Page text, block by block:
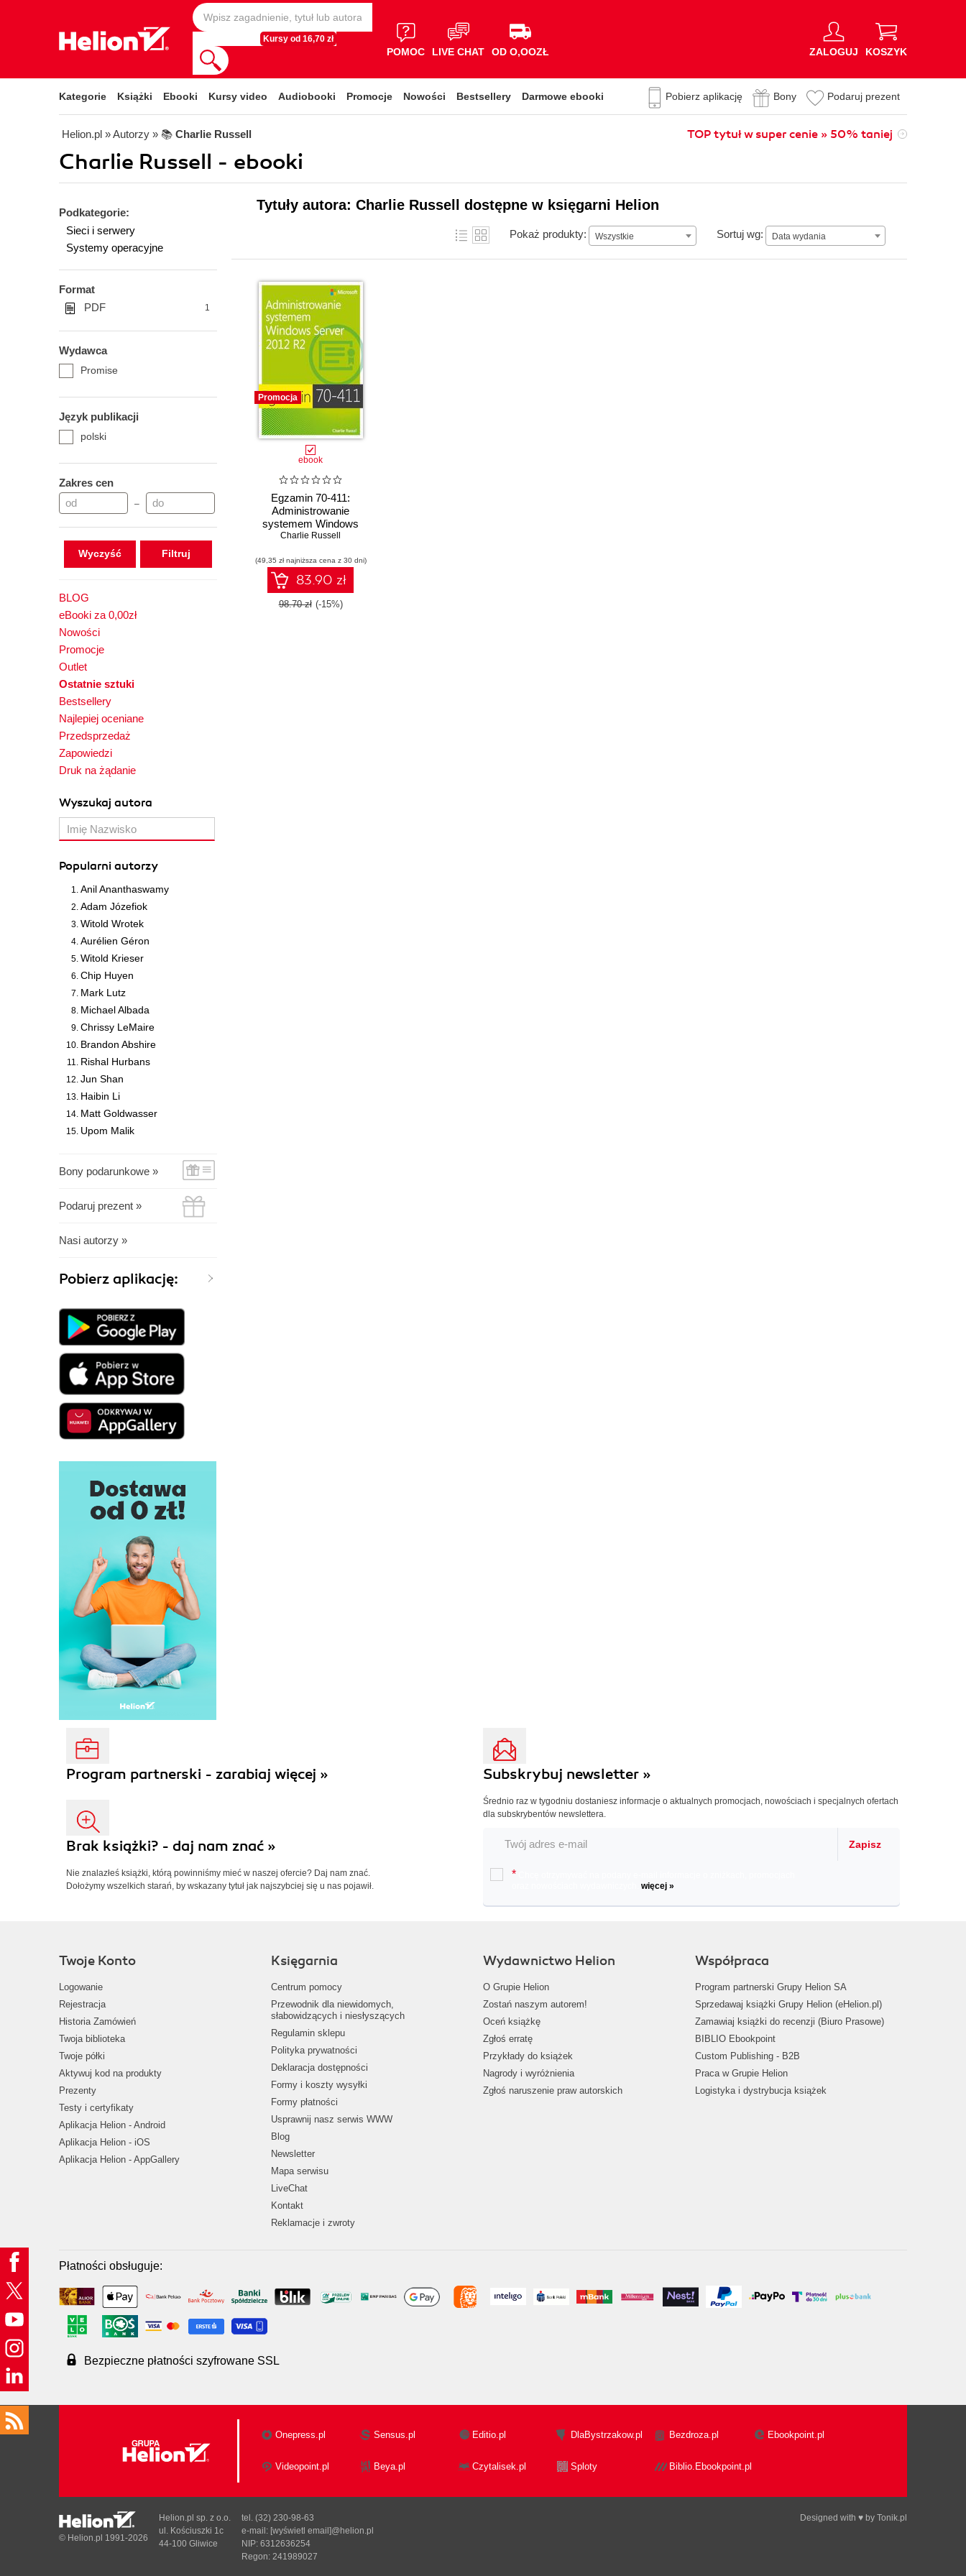
Kursy od 16,70 zł
POMOC LIVE CHAT OD O,OOZŁ ZALOGUJ KOSZYK
Kategorie Książki Ebooki Kursy video Audiobooki Promocje Nowości Bestsellery Darmowe ebooki Pobierz aplikację Bony Podaruj prezent
Helion.pl » Autorzy » 📚 Charlie Russell TOP tytuł w super cenie » 50% taniej
Charlie Russell - ebooki
Podkategorie:
Sieci i serwery
Systemy operacyjne
Format
PDF
1
Wydawca
Promise
Język publikacji
polski
Zakres cen
–
Wyczyść
BLOG
eBooki za 0,00zł
Nowości
Promocje
Outlet
Ostatnie sztuki
Bestsellery
Najlepiej oceniane
Przedsprzedaż
Zapowiedzi
Druk na żądanie
Wyszukaj autora
Popularni autorzy
Anil Ananthaswamy
Adam Józefiok
Witold Wrotek
Aurélien Géron
Witold Krieser
Chip Huyen
Mark Lutz
Michael Albada
Chrissy LeMaire
Brandon Abshire
Rishal Hurbans
Jun Shan
Haibin Li
Matt Goldwasser
Upom Malik
Bony podarunkowe »
Podaruj prezent »
Nasi autorzy »
Pobierz aplikację:
Tytuły autora: Charlie Russell dostępne w księgarni Helion
Pokaż produkty: Wszystkie Sortuj wg: Data wydania
Data wydania
Promocja
ebook
Egzamin 70-411:
Administrowanie
systemem Windows
Server 2012 R2
Charlie Russell
(49,35 zł najniższa cena z 30 dni)
83.90 zł
98.70 zł (-15%)
Program partnerski - zarabiaj więcej »
Brak książki? - daj nam znać »
Nie znalazłeś książki, którą powinniśmy mieć w naszej ofercie? Daj nam znać.
Dołożymy wszelkich starań, by wskazany tytuł jak najszybciej się u nas pojawił.
Subskrybuj newsletter »
Średnio raz w tygodniu dostaniesz informacje o aktualnych promocjach, nowościach i specjalnych ofertach
dla subskrybentów newslettera.
Zapisz
*
więcej »
Twoje Konto
Logowanie
Rejestracja
Historia Zamówień
Twoja biblioteka
Twoje półki
Aktywuj kod na produkty
Prezenty
Testy i certyfikaty
Aplikacja Helion - Android
Aplikacja Helion - iOS
Aplikacja Helion - AppGallery
Księgarnia
Centrum pomocy
Przewodnik dla niewidomych,
słabowidzących i niesłyszących
Regulamin sklepu
Polityka prywatności
Deklaracja dostępności
Formy i koszty wysyłki
Formy płatności
Usprawnij nasz serwis WWW
Blog
Newsletter
Mapa serwisu
LiveChat
Kontakt
Reklamacje i zwroty
Wydawnictwo Helion
O Grupie Helion
Zostań naszym autorem!
Oceń książkę
Zgłoś erratę
Przykłady do książek
Nagrody i wyróżnienia
Zgłoś naruszenie praw autorskich
Współpraca
Program partnerski Grupy Helion SA
Sprzedawaj książki Grupy Helion (eHelion.pl)
Zamawiaj książki do recenzji (Biuro Prasowe)
BIBLIO Ebookpoint
Custom Publishing - B2B
Praca w Grupie Helion
Logistyka i dystrybucja książek
Płatności obsługuje:
Bezpieczne płatności szyfrowane SSL
Onepress.pl Sensus.pl Editio.pl DlaBystrzakow.pl Bezdroza.pl Ebookpoint.pl
Videopoint.pl Beya.pl Czytalisek.pl Sploty Biblio.Ebookpoint.pl
Designed with ♥ by Tonik.pl
© Helion.pl 1991-2026
Helion.pl sp. z o.o.
ul. Kościuszki 1c
44-100 Gliwice
tel. (32) 230-98-63
e-mail: [wyświetl email]@helion.pl
NIP: 6312636254
Regon: 241989027